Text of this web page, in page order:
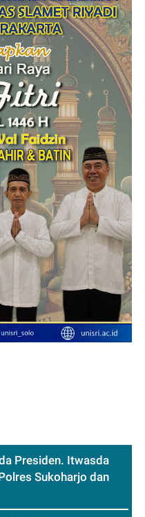
Presiden. Itwasda
Sukoharjo dan